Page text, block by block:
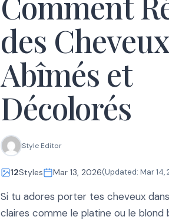
des Cheveux
Abîmés et
Décolorés
Style Editor
12Styles Mar 13, 2026(Updated: Mar 14,
Si tu adores porter tes cheveux
claires comme le platine ou le blond